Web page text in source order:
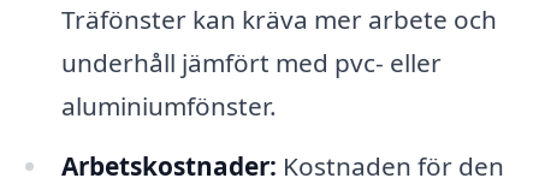
Träfönster kan kräva mer arbete och
underhåll jämfört med pvc- eller
aluminiumfönster.
Arbetskostnader: Kostnaden för den